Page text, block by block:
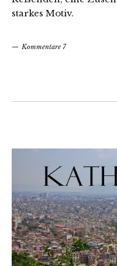
starkes Motiv.
Kommentare 7